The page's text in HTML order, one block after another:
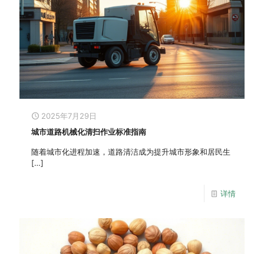
2025年7月29日
城市道路机械化清扫作业标准指南
随着城市化进程加速，道路清洁成为提升城市形象和居民生
[…]
详情